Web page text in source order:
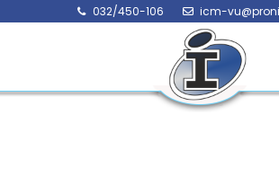
032/450-106 icm-